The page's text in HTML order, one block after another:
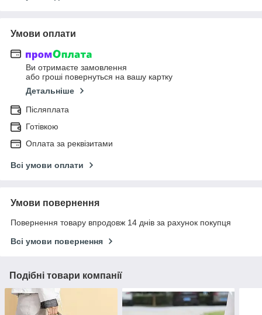
Умови оплати
Ви отримаєте замовлення
або гроші повернуться на вашу картку
Детальніше
Післяплата
Готівкою
Оплата за реквізитами
Всі умови оплати
Умови повернення
Повернення товару впродовж 14 днів за рахунок покупця
Всі умови повернення
Подібні товари компанії